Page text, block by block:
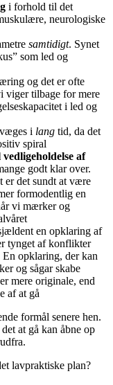
i forhold til det
neurologiske
samtidigt. Synet
som led og
og det er ofte
viger tilbage for mere
i led og
i lang tid, da det
spiral
af
godt klar over.
er det sundt at være
formodentlig en
vi mærker og
en opklaring af
tynget af konflikter
En opklaring, der kan
og sågar skabe
mere originale, end
af at gå
formål senere hen.
at gå kan åbne op
lavpraktiske plan?